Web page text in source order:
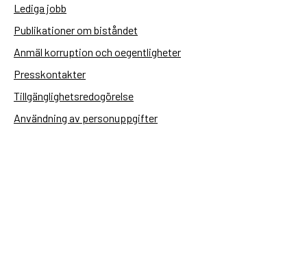
Lediga jobb
Publikationer om biståndet
Anmäl korruption och oegentligheter
Presskontakter
Tillgänglighetsredogörelse
Användning av personuppgifter